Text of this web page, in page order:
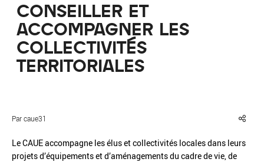
TYPE DE RESSOURCES
MATÉRIAUX
CONSEILLER ET
ACCOMPAGNER LES
COLLECTIVITÉS
TERRITORIALES
Par caue31
Le CAUE accompagne les élus et collectivités locales dans leurs
projets d’équipements et d’aménagements du cadre de vie, de